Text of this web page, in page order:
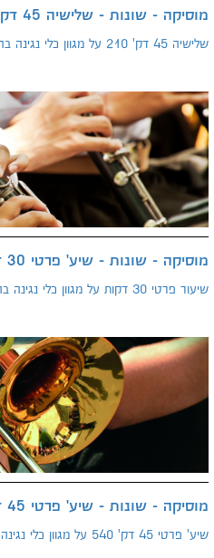
מוסיקה - שונות - שלישיה 45 דק' 210
שלישיה 45 דק' 210 על מגוון כלי נגינה בהתאמה אישית: גיטרה , תופים , ...
מוסיקה - שונות - שיע' פרטי 30 דק' 360
שיעור פרטי 30 דקות על מגוון כלי נגינה בהתאמה אישית: גיטרה , תופים , ...
מוסיקה - שונות - שיע' פרטי 45 דק' 540
שיע' פרטי 45 דק' 540 על מגוון כלי נגינה בהתאמה אישית: גיטרה , תופים , ...